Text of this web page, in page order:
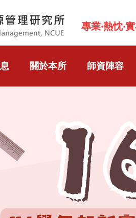
專業‧熱忱‧
關於本所 師資陣容